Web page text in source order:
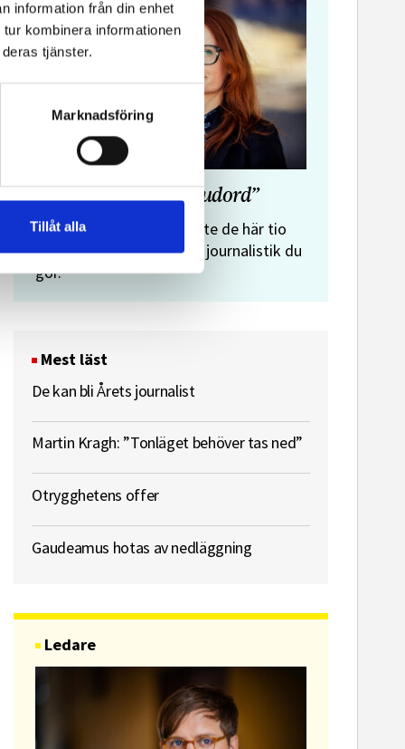
information från din enhet
kombinera informationen
tjänster.
Marknadsföring
Tillåt alla
”Journalistens tio budord”
Malin Crona:
Följer du inte de här tio
budorden? Då är det inte journalistik du
gör.
Mest läst
De kan bli Årets journalist
Martin Kragh: ”Tonläget behöver tas ned”
Otrygghetens offer
Gaudeamus hotas av nedläggning
Ledare